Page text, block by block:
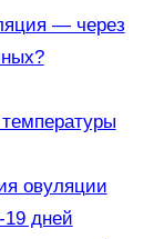
— через
овуляции
дней